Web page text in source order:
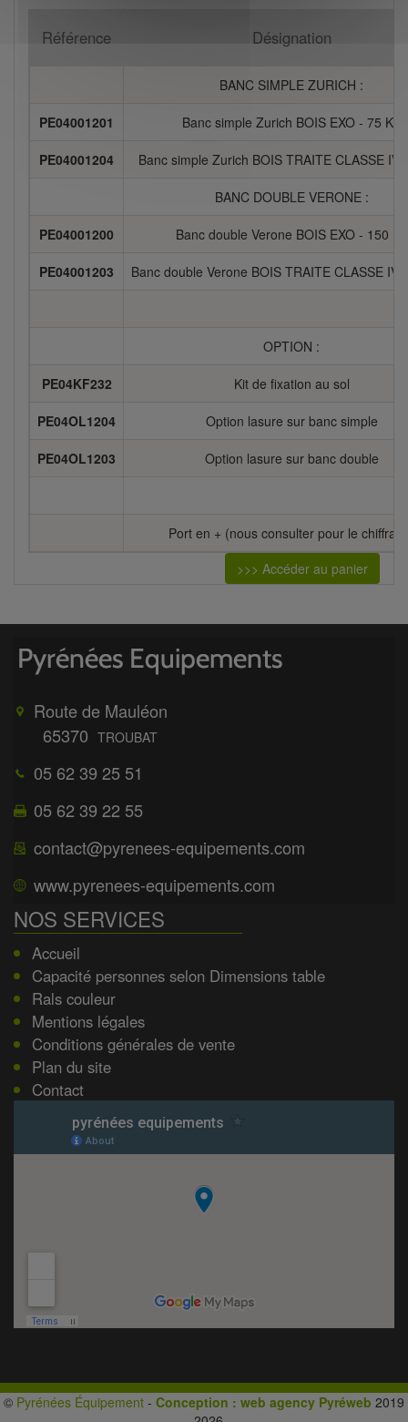
Référence Désignation
BANC SIMPLE ZURICH :
PE04001201 Banc simple Zurich BOIS EXO - 75 Kg
PE04001204 Banc simple Zurich BOIS TRAITE CLASSE IV
BANC DOUBLE VERONE :
PE04001200 Banc double Verone BOIS EXO - 150 Kg
PE04001203 Banc double Verone BOIS TRAITE CLASSE IV
OPTION :
PE04KF232 Kit de fixation au sol
PE04OL1204 Option lasure sur banc simple
PE04OL1203 Option lasure sur banc double
Port en + (nous consulter pour le
>>> Accéder au panier
Route de Mauléon
65370 TROUBAT
05 62 39 25 51
05 62 39 22 55
contact@pyrenees-equipements.com
www.pyrenees-equipements.com
NOS SERVICES
Accueil
Capacité personnes selon Dimensions table
Rals couleur
Mentions légales
Conditions générales de vente
Plan du site
Contact
© Pyrénées Équipement - Conception : web agency Pyréweb 2019